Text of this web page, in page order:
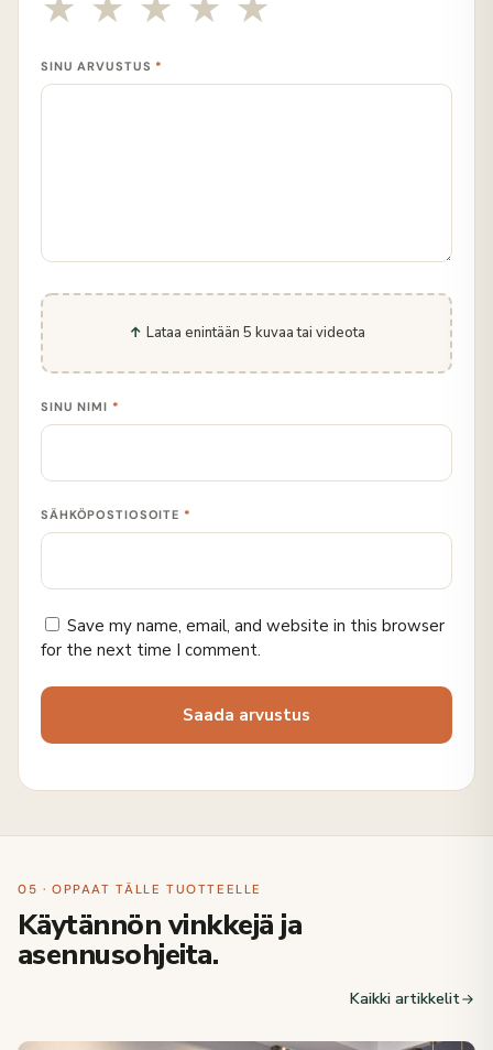
SINU ARVUSTUS *
Lataa enintään 5 kuvaa tai videota
SINU NIMI *
SÄHKÖPOSTIOSOITE *
Save my name, email, and website in this browser
for the next time I comment.
05 · OPPAAT TÄLLE TUOTTEELLE
Käytännön vinkkejä ja
asennusohjeita.
Kaikki artikkelit